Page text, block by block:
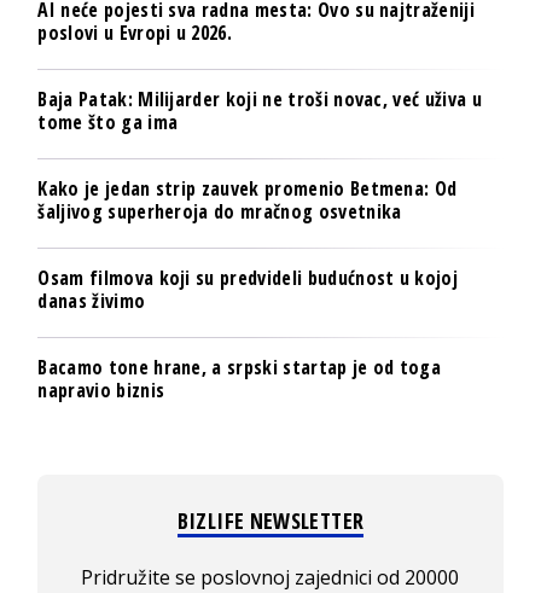
AI neće pojesti sva radna mesta: Ovo su najtraženiji
poslovi u Evropi u 2026.
Baja Patak: Milijarder koji ne troši novac, već uživa u
tome što ga ima
Kako je jedan strip zauvek promenio Betmena: Od
šaljivog superheroja do mračnog osvetnika
Osam filmova koji su predvideli budućnost u kojoj
danas živimo
Bacamo tone hrane, a srpski startap je od toga
napravio biznis
BIZLIFE NEWSLETTER
Pridružite se poslovnoj zajednici od 20000